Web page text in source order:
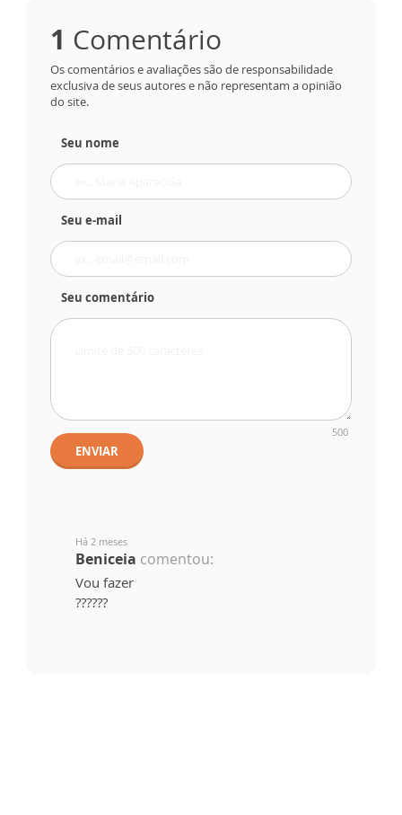
1 Comentário
Os comentários e avaliações são de responsabilidade
exclusiva de seus autores e não representam a opinião
do site.
Seu nome
Seu e-mail
Seu comentário
500
ENVIAR
Há 2 meses
Beniceia comentou:
Vou fazer
??????